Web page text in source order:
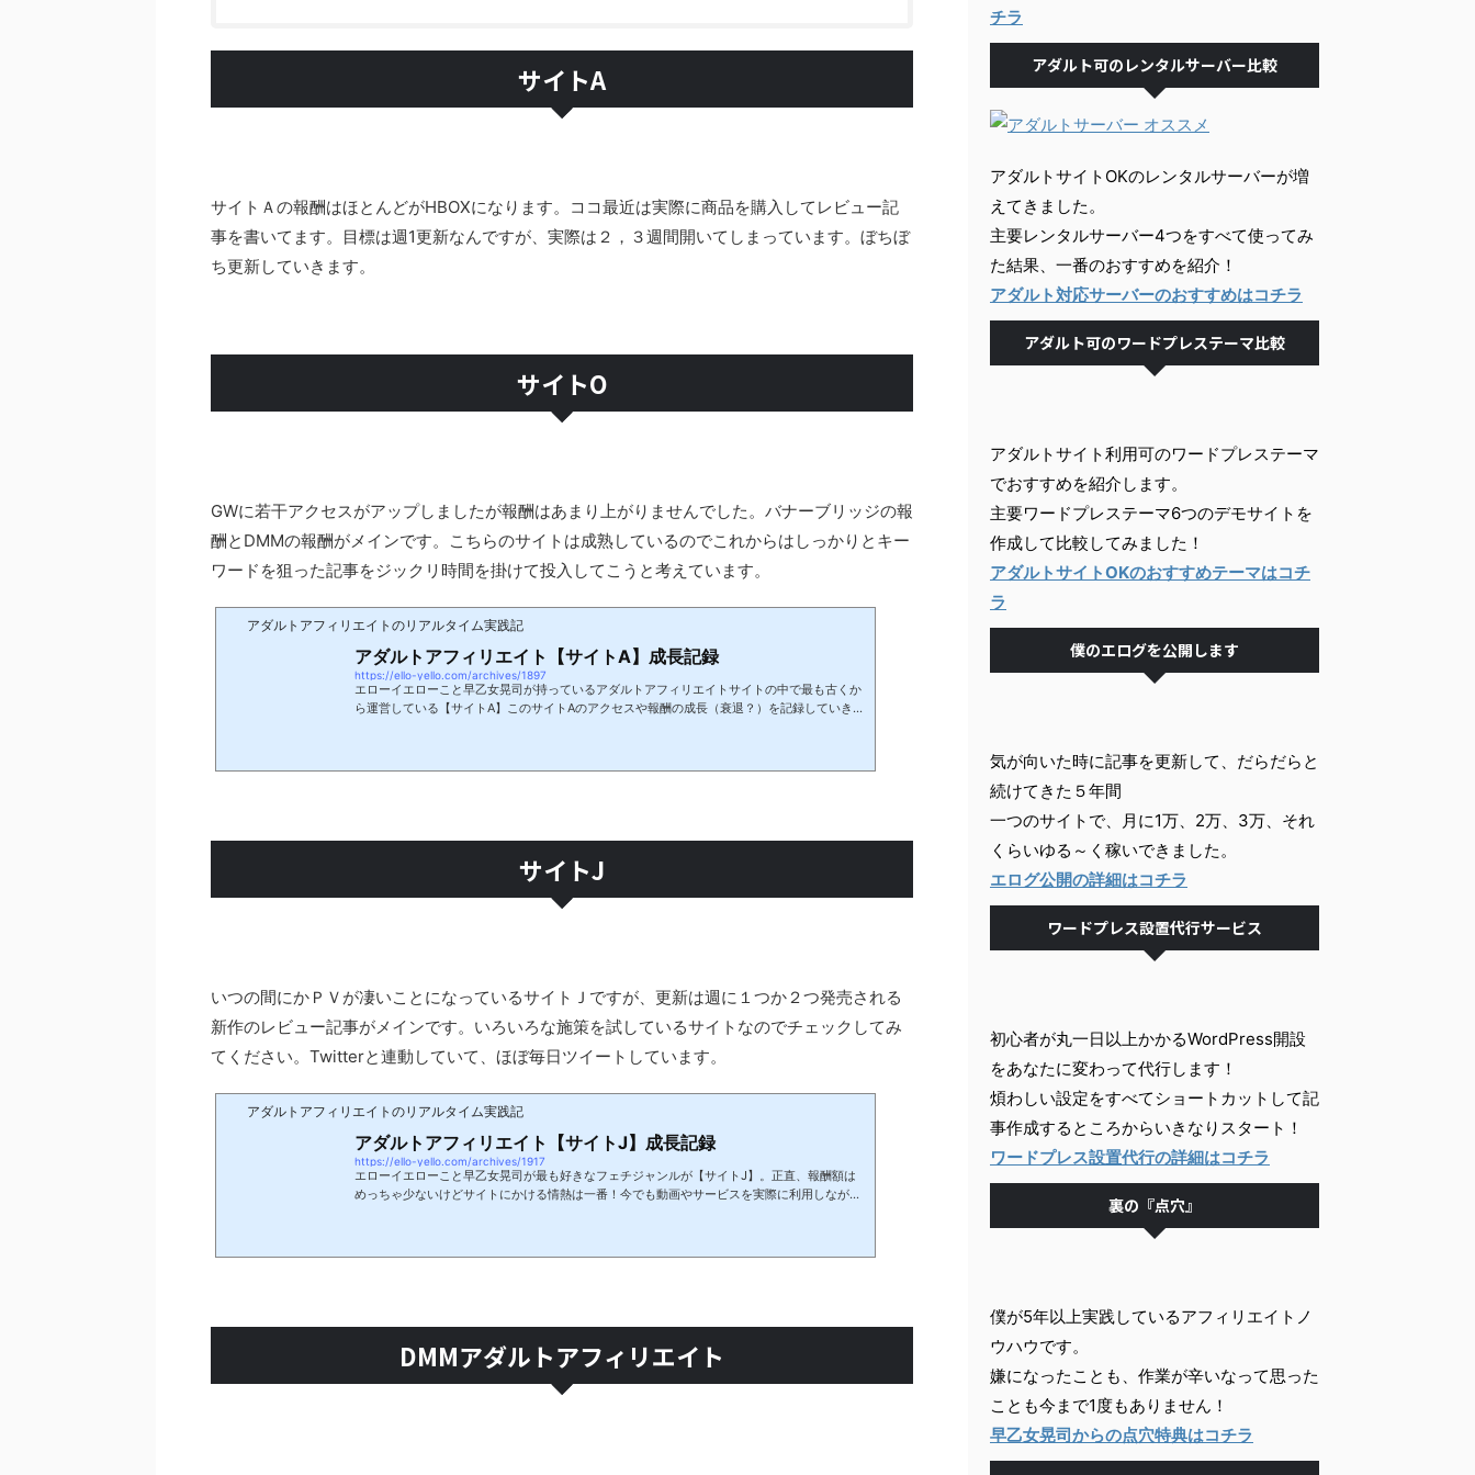
サイトA
サイトＡの報酬はほとんどがHBOXになります。ココ最近は実際に商品を購入してレビュー記
事を書いてます。目標は週1更新なんですが、実際は２，３週間開いてしまっています。ぼちぼ
ち更新していきます。
サイトO
GWに若干アクセスがアップしましたが報酬はあまり上がりませんでした。バナーブリッジの報
酬とDMMの報酬がメインです。こちらのサイトは成熟しているのでこれからはしっかりとキー
ワードを狙った記事をジックリ時間を掛けて投入してこうと考えています。
アダルトアフィリエイトのリアルタイム実践記
アダルトアフィリエイト【サイトA】成長記録
https://ello-yello.com/archives/1897
エローイエローこと早乙女晃司が持っているアダルトアフィリエイトサイトの中で最も古くか
ら運営している【サイトA】このサイトAのアクセスや報酬の成長（衰退？）を記録していきま
サイトJ
いつの間にかＰＶが凄いことになっているサイトＪですが、更新は週に１つか２つ発売される
新作のレビュー記事がメインです。いろいろな施策を試しているサイトなのでチェックしてみ
てください。Twitterと連動していて、ほぼ毎日ツイートしています。
アダルトアフィリエイトのリアルタイム実践記
アダルトアフィリエイト【サイトJ】成長記録
https://ello-yello.com/archives/1917
エローイエローこと早乙女晃司が最も好きなフェチジャンルが【サイトJ】。正直、報酬額は
めっちゃ少ないけどサイトにかける情熱は一番！今でも動画やサービスを実際に利用しながら
DMMアダルトアフィリエイト
チラ
アダルト可のレンタルサーバー比較
アダルトサイトOKのレンタルサーバーが増
えてきました。
主要レンタルサーバー4つをすべて使ってみ
た結果、一番のおすすめを紹介！
アダルト対応サーバーのおすすめはコチラ
アダルト可のワードプレステーマ比較
アダルトサイト利用可のワードプレステーマ
でおすすめを紹介します。
主要ワードプレステーマ6つのデモサイトを
作成して比較してみました！
アダルトサイトOKのおすすめテーマはコチ
ラ
僕のエログを公開します
気が向いた時に記事を更新して、だらだらと
続けてきた５年間
一つのサイトで、月に1万、2万、3万、それ
くらいゆる～く稼いできました。
エログ公開の詳細はコチラ
ワードプレス設置代行サービス
初心者が丸一日以上かかるWordPress開設
をあなたに変わって代行します！
煩わしい設定をすべてショートカットして記
事作成するところからいきなりスタート！
ワードプレス設置代行の詳細はコチラ
裏の『点穴』
僕が5年以上実践しているアフィリエイトノ
ウハウです。
嫌になったことも、作業が辛いなって思った
ことも今まで1度もありません！
早乙女晃司からの点穴特典はコチラ